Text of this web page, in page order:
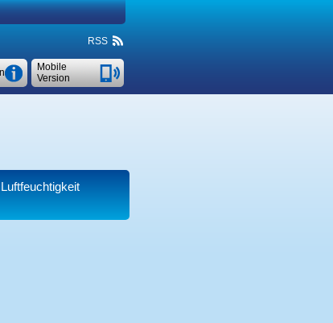
RSS
Mobile
Version